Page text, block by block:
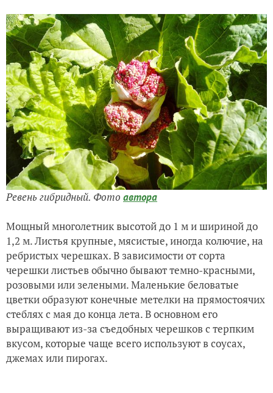
Ревень гибридный. Фото автора
Мощный многолетник высотой до 1 м и шириной до
1,2 м. Листья крупные, мясистые, иногда колючие, на
ребристых черешках. В зависимости от сорта
черешки листьев обычно бывают темно-красными,
розовыми или зелеными. Маленькие беловатые
цветки образуют конечные метелки на прямостоячих
стеблях с мая до конца лета. В основном его
выращивают из-за съедобных черешков с терпким
вкусом, которые чаще всего используют в соусах,
джемах или пирогах.